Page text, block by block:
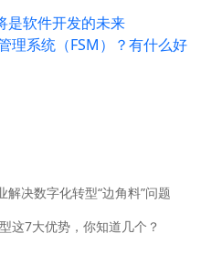
是软件开发的未来
理系统（FSM）？有什么好
决数字化转型“边角料”问题
这7大优势，你知道几个？